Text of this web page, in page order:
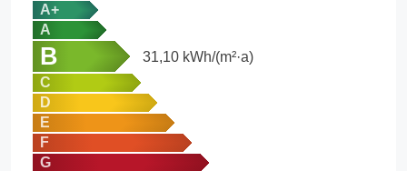
A+
A
B 31,10 kWh/(m²·a)
C
D
E
F
G